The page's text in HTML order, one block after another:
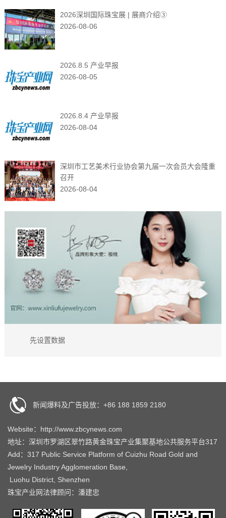
2026深圳国际珠宝展 | 展商介绍③
2026-08-06
2026.8.5 产业早报
2026-08-05
2026.8.4 产业早报
2026-08-04
深圳市工艺美术行业协会第九届一次会员大会隆重
召开
2026-08-04
先设置数据
新闻爆料及广告投放：+86 188 1859 2180
Website：http://www.zbcynews.com
地址：深圳市罗湖区翠竹路黄金珠宝产业集聚基地公共服务平台317
Add：317 Public Service Platform of Cuizhu Road Gold and
Jewelry Industry Agglomeration Base,
Luohu District, Shenzhen
珠宝产业网法律顾问：潘建忠